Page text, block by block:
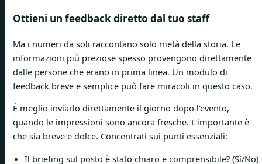
Ottieni un feedback diretto dal tuo staff
Ma i numeri da soli raccontano solo metà della storia. Le
informazioni più preziose spesso provengono direttamente
dalle persone che erano in prima linea. Un modulo di
feedback breve e semplice può fare miracoli in questo caso.
È meglio inviarlo direttamente il giorno dopo l'evento,
quando le impressioni sono ancora fresche. L'importante è
che sia breve e dolce. Concentrati sui punti essenziali:
Il briefing sul posto è stato chiaro e comprensibile? (Sì/No)